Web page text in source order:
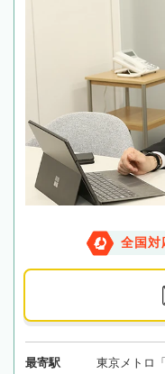
全国対
最寄駅
東京メトロ